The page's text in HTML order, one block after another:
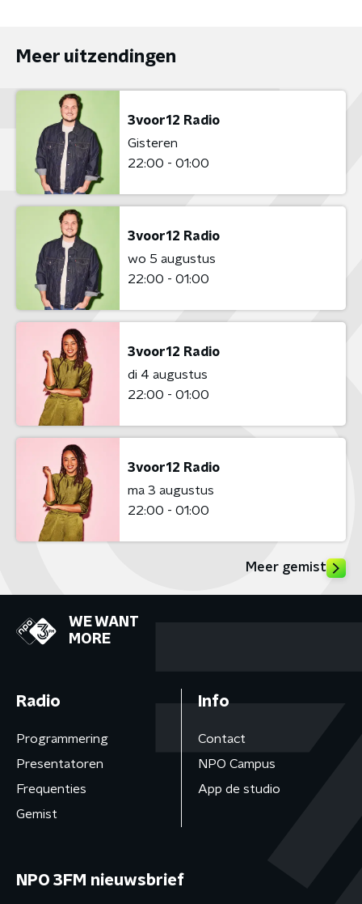
Meer uitzendingen
3voor12 Radio
Gisteren
22:00 - 01:00
3voor12 Radio
wo 5 augustus
22:00 - 01:00
3voor12 Radio
di 4 augustus
22:00 - 01:00
3voor12 Radio
ma 3 augustus
22:00 - 01:00
Meer gemist
WE WANT
MORE
Radio
Programmering
Presentatoren
Frequenties
Gemist
Info
Contact
NPO Campus
App de studio
NPO 3FM nieuwsbrief